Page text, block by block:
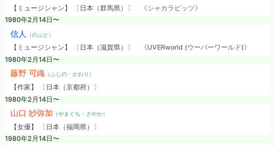
【ミュージシャン】 〔日本（群馬県）〕
《シャカラビッツ》
1980年2月14日〜
信人 （のぶと）
【ミュージシャン】 〔日本（滋賀県）〕
《UVERworld (ウーバーワールド)》
1980年2月14日〜
藤野 可織（ふじの・かおり）
【作家】 〔日本（京都府）〕
1980年2月14日〜
山口 紗弥加 （やまぐち・さやか）
【女優】 〔日本（福岡県）〕
1980年2月14日〜